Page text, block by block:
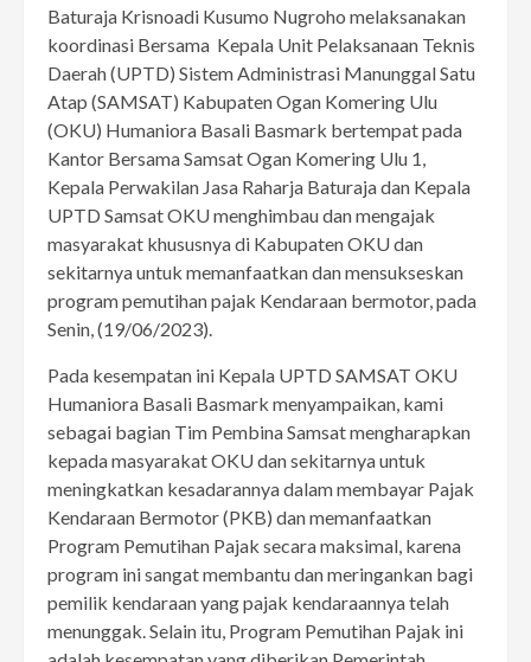
Baturaja Krisnoadi Kusumo Nugroho melaksanakan
koordinasi Bersama Kepala Unit Pelaksanaan Teknis
Daerah (UPTD) Sistem Administrasi Manunggal Satu
Atap (SAMSAT) Kabupaten Ogan Komering Ulu
(OKU) Humaniora Basali Basmark bertempat pada
Kantor Bersama Samsat Ogan Komering Ulu 1,
Kepala Perwakilan Jasa Raharja Baturaja dan Kepala
UPTD Samsat OKU menghimbau dan mengajak
masyarakat khususnya di Kabupaten OKU dan
sekitarnya untuk memanfaatkan dan mensukseskan
program pemutihan pajak Kendaraan bermotor, pada
Senin, (19/06/2023).
Pada kesempatan ini Kepala UPTD SAMSAT OKU
Humaniora Basali Basmark menyampaikan, kami
sebagai bagian Tim Pembina Samsat mengharapkan
kepada masyarakat OKU dan sekitarnya untuk
meningkatkan kesadarannya dalam membayar Pajak
Kendaraan Bermotor (PKB) dan memanfaatkan
Program Pemutihan Pajak secara maksimal, karena
program ini sangat membantu dan meringankan bagi
pemilik kendaraan yang pajak kendaraannya telah
menunggak. Selain itu, Program Pemutihan Pajak ini